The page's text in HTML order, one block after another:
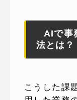
AIで事
法とは？
こうした課